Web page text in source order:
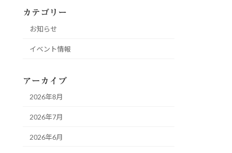
カテゴリー
お知らせ
イベント情報
アーカイブ
2026年8月
2026年7月
2026年6月